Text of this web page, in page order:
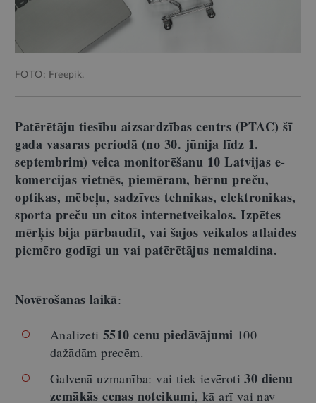
FOTO: Freepik.
Patērētāju tiesību aizsardzības centrs (PTAC) šī
gada vasaras periodā (no 30. jūnija līdz 1.
septembrim) veica monitorēšanu 10 Latvijas e-
komercijas vietnēs, piemēram, bērnu preču,
optikas, mēbeļu, sadzīves tehnikas, elektronikas,
sporta preču un citos internetveikalos. Izpētes
mērķis bija pārbaudīt, vai šajos veikalos atlaides
piemēro godīgi un vai patērētājus nemaldina.
Novērošanas laikā:
Analizēti 5510 cenu piedāvājumi 100
dažādām precēm.
Galvenā uzmanība: vai tiek ievēroti30 dienu
zemākās cenas noteikumi, kā arī vai nav